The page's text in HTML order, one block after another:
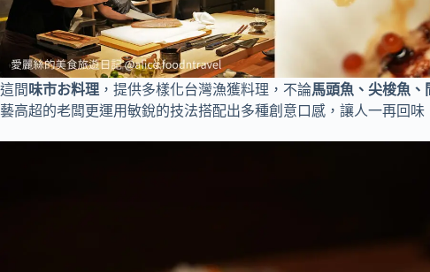
這間 味市お料理 ，提供多樣化台灣漁獲料理，不論馬頭魚、尖梭魚、
藝高超的老闆更運用敏銳的技法搭配出多種創意口感，讓人一再回味